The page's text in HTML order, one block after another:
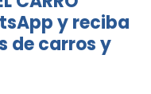
y reciba
de carros y